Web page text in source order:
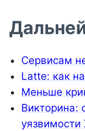
Сервисам
Latte: как
Меньше
Викторина:
уязвимости